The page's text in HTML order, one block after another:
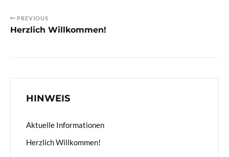
PREVIOUS
Herzlich Willkommen!
HINWEIS
Aktuelle Informationen
Herzlich Willkommen!